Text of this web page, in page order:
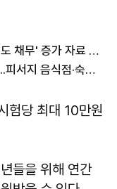
추미애, 이재명 '빚' 떠안았다?… '경기도 채무' 증가 자료 실시간 확산
경기도, 휴가철 바가지요금 집중 단속...피서지 음식점·숙박업소 현장점검
험당 최대 10만원
들을 위해 연간